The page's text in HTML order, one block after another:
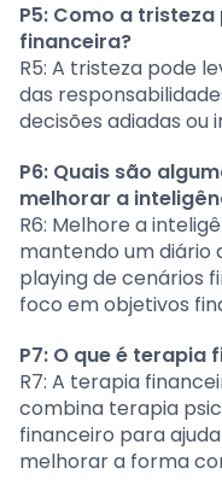
P5: Como a
financeira?
R5: A tristeza pode
das
decisões adiadas ou
P6: Quais são
melhorar a
R6: Melhore a
mantendo um diário
playing de cenários
foco em objetivos
P7: O que é terapia
R7: A terapia
combina terapia
financeiro para
melhorar a forma